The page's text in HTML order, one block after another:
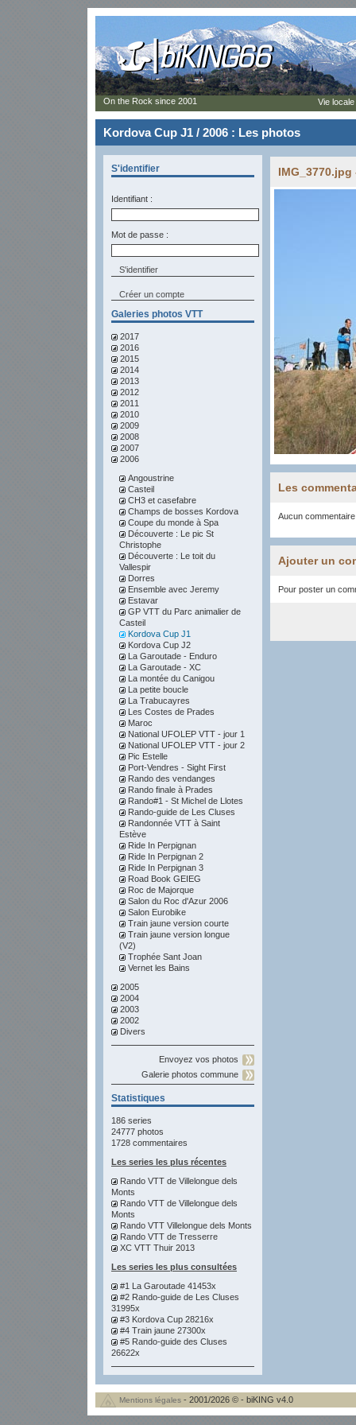
Kordova Cup J1 / 2006 : Les photos
S'identifier
Identifiant :
Mot de passe :
Créer un compte
Galeries photos VTT
2017
2016
2015
2014
2013
2012
2011
2010
2009
2008
2007
2006
Angoustrine
Casteil
CH3 et casefabre
Champs de bosses Kordova
Coupe du monde à Spa
Découverte : Le pic St
Christophe
Découverte : Le toit du
Vallespir
Dorres
Ensemble avec Jeremy
Estavar
GP VTT du Parc animalier de
Casteil
Kordova Cup J1
Kordova Cup J2
La Garoutade - Enduro
La Garoutade - XC
La montée du Canigou
La petite boucle
La Trabucayres
Les Costes de Prades
Maroc
National UFOLEP VTT - jour 1
National UFOLEP VTT - jour 2
Pic Estelle
Port-Vendres - Sight First
Rando des vendanges
Rando finale à Prades
Rando#1 - St Michel de Llotes
Rando-guide de Les Cluses
Randonnée VTT à Saint
Estève
Ride In Perpignan
Ride In Perpignan 2
Ride In Perpignan 3
Road Book GEIEG
Roc de Majorque
Salon du Roc d'Azur 2006
Salon Eurobike
Train jaune version courte
Train jaune version longue
(V2)
Trophée Sant Joan
Vernet les Bains
2005
2004
2003
2002
Divers
Envoyez vos photos
Galerie photos commune
Statistiques
186 series
24777 photos
1728 commentaires
Les series les plus récentes
Rando VTT de Villelongue dels
Monts
Rando VTT de Villelongue dels
Monts
Rando VTT Villelongue dels Monts
Rando VTT de Tresserre
XC VTT Thuir 2013
Les series les plus consultées
#1 La Garoutade 41453x
#2 Rando-guide de Les Cluses
31995x
#3 Kordova Cup 28216x
#4 Train jaune 27300x
#5 Rando-guide des Cluses
26622x
IMG_3770.jpg
Les
Aucun
Ajouter un
Pour poster un
On the Rock since 2001 Vie
Mentions légales - 2001/2026 © - biKING v4.0